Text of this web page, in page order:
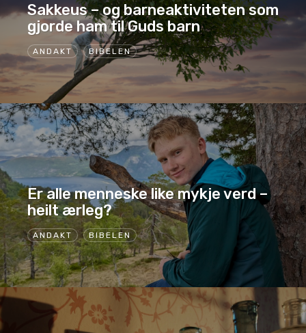
ANDAKT BIBELEN
Sakkeus – og barneaktiviteten som
gjorde ham til Guds barn
ANDAKT BIBELEN
Er alle menneske like mykje verd –
heilt ærleg?